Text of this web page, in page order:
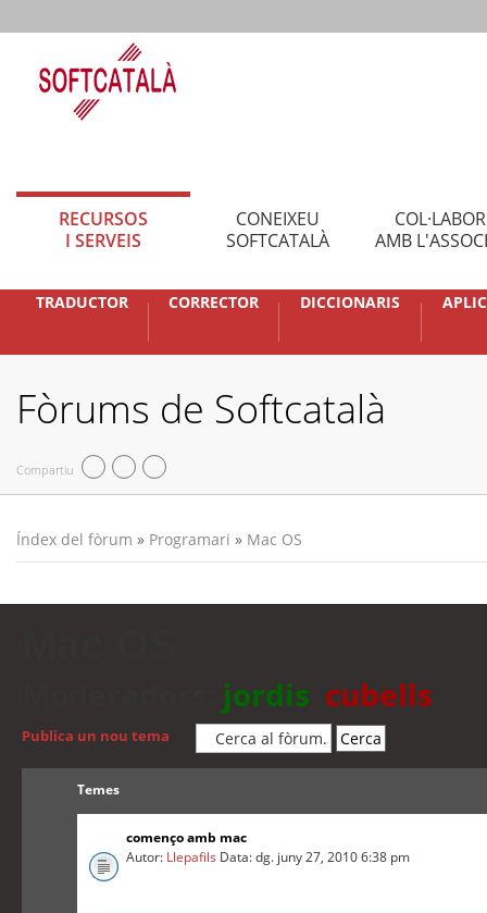
RECURSOS
I SERVEIS
CONEIXEU
SOFTCATALÀ
AMB
TRADUCTOR CORRECTOR DICCIONARIS
Fòrums de Softcatalà
Compartiu
Índex del fòrum » Programari » Mac OS
jordis cubells
Publica un nou tema
Temes
començo amb mac
Autor: Llepafils Data: dg. juny 27, 2010 6:38 pm